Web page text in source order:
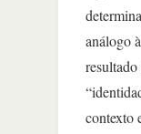
análogo
contexto